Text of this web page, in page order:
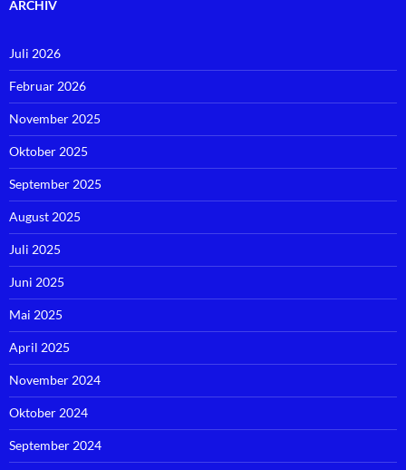
ARCHIV
Juli 2026
Februar 2026
November 2025
Oktober 2025
September 2025
August 2025
Juli 2025
Juni 2025
Mai 2025
April 2025
November 2024
Oktober 2024
September 2024